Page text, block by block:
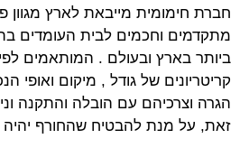
חברת חימומית מייבאת לארץ מגוון
מתקדמים וחכמים לבית העומדים
ביותר בארץ ובעולם . המותאמים
קריטריונים של גודל , מיקום
הגרה וצרכיהם עם הובלה והתקנה
זאת, על מנת להבטיח שהחורף יהיה